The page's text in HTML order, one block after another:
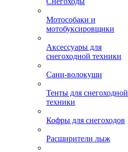
Мотособаки и
мотобуксировщики
Аксессуары для
снегоходной техники
Сани-волокуши
Тенты для снегоходной
техники
Кофры для снегоходов
Расширители лыж